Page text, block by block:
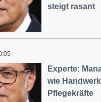
steigt rasant
Experte:
wie
Pflegekräfte